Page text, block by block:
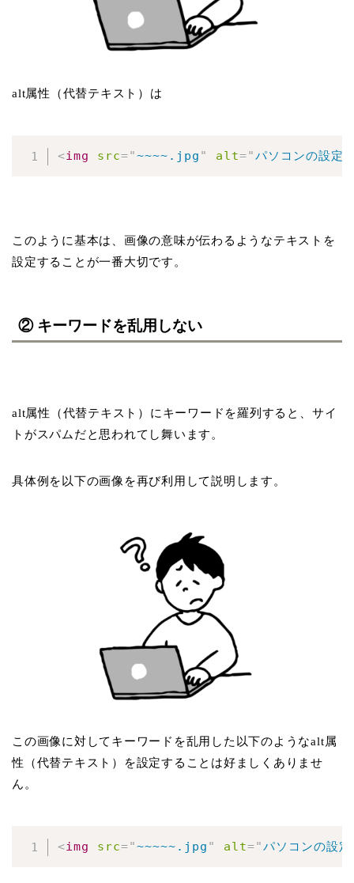
alt属性（代替テキスト）は
<img src="~~~~.jpg " alt="パソコンの設定
このように基本は、画像の意味が伝わるようなテキストを
設定することが一番大切です。
② キーワードを乱用しない
alt属性（代替テキスト）にキーワードを羅列すると、サイ
トがスパムだと思われてし舞います。
具体例を以下の画像を再び利用して説明します。
この画像に対してキーワードを乱用した以下のようなalt属
性（代替テキスト）を設定することは好ましくありませ
ん。
<img src="~~~~~.jpg " alt="パソコンの設